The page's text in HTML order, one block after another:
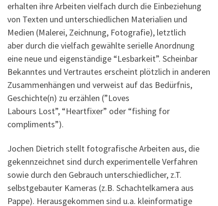
erhalten ihre Arbeiten vielfach durch die Einbeziehung
von Texten und unterschiedlichen Materialien und
Medien (Malerei, Zeichnung, Fotografie), letztlich
aber durch die vielfach gewählte serielle Anordnung
eine neue und eigenständige “Lesbarkeit”. Scheinbar
Bekanntes und Vertrautes erscheint plötzlich in anderen
Zusammenhängen und verweist auf das Bedürfnis,
Geschichte(n) zu erzählen (”Loves
Labours Lost”, “Heartfixer” oder “fishing for
compliments”).
Jochen Dietrich stellt fotografische Arbeiten aus, die
gekennzeichnet sind durch experimentelle Verfahren
sowie durch den Gebrauch unterschiedlicher, z.T.
selbstgebauter Kameras (z.B. Schachtelkamera aus
Pappe). Herausgekommen sind u.a. kleinformatige